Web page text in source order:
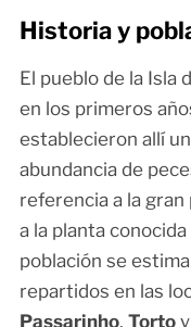
Historia y
El pueblo de la Isla
en los primeros
establecieron allí
abundancia de
referencia a la
a la planta
población se
repartidos en las
Passarinho, Tortoy